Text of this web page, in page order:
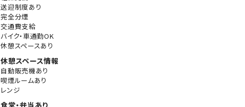
送迎制度あり
完全分煙
交通費支給
バイク・車通勤OK
休憩スペースあり
休憩スペース情報
自動販売機あり
喫煙ルームあり
レンジ
食堂・弁当あり